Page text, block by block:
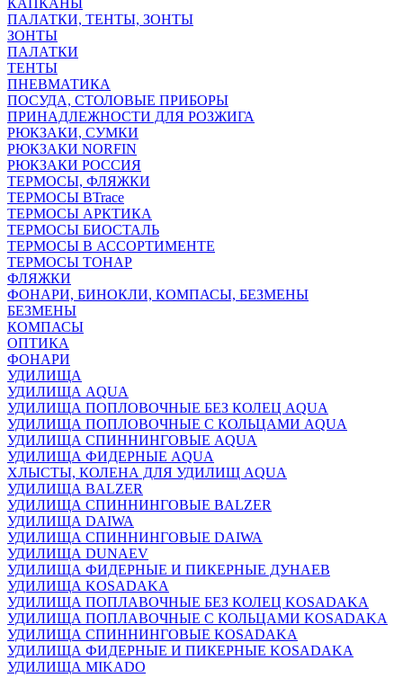
КАПКАНЫ
ПАЛАТКИ, ТЕНТЫ, ЗОНТЫ
ЗОНТЫ
ПАЛАТКИ
ТЕНТЫ
ПНЕВМАТИКА
ПОСУДА, СТОЛОВЫЕ ПРИБОРЫ
ПРИНАДЛЕЖНОСТИ ДЛЯ РОЗЖИГА
РЮКЗАКИ, СУМКИ
РЮКЗАКИ NORFIN
РЮКЗАКИ РОССИЯ
ТЕРМОСЫ, ФЛЯЖКИ
ТЕРМОСЫ BTrace
ТЕРМОСЫ АРКТИКА
ТЕРМОСЫ БИОСТАЛЬ
ТЕРМОСЫ В АССОРТИМЕНТЕ
ТЕРМОСЫ ТОНАР
ФЛЯЖКИ
ФОНАРИ, БИНОКЛИ, КОМПАСЫ, БЕЗМЕНЫ
БЕЗМЕНЫ
КОМПАСЫ
ОПТИКА
ФОНАРИ
УДИЛИЩА
УДИЛИЩА AQUA
УДИЛИЩА ПОПЛОВОЧНЫЕ БЕЗ КОЛЕЦ AQUA
УДИЛИЩА ПОПЛОВОЧНЫЕ С КОЛЬЦАМИ AQUA
УДИЛИЩА СПИННИНГОВЫЕ AQUA
УДИЛИЩА ФИДЕРНЫЕ AQUA
ХЛЫСТЫ, КОЛЕНА ДЛЯ УДИЛИЩ AQUA
УДИЛИЩА BALZER
УДИЛИЩА СПИННИНГОВЫЕ BALZER
УДИЛИЩА DAIWA
УДИЛИЩА СПИННИНГОВЫЕ DAIWA
УДИЛИЩА DUNAEV
УДИЛИЩА ФИДЕРНЫЕ И ПИКЕРНЫЕ ДУНАЕВ
УДИЛИЩА KOSADAKA
УДИЛИЩА ПОПЛАВОЧНЫЕ БЕЗ КОЛЕЦ KOSADAKA
УДИЛИЩА ПОПЛАВОЧНЫЕ С КОЛЬЦАМИ KOSADAKA
УДИЛИЩА СПИННИНГОВЫЕ KOSADAKA
УДИЛИЩА ФИДЕРНЫЕ И ПИКЕРНЫЕ KOSADAKA
УДИЛИЩА MIKADO